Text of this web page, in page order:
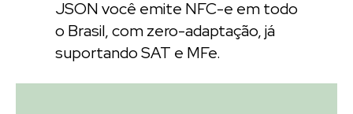
JSON você emite NFC-e em todo
o Brasil, com zero-adaptação, já
suportando SAT e MFe.